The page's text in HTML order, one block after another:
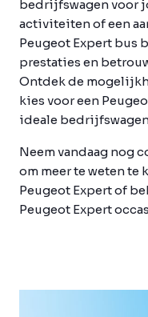
bedrijfswagen voor
activiteiten of een
Peugeot Expert
prestaties en
Ontdek de
kies voor een
ideale
Neem vandaag nog
om meer te weten te
Peugeot Expert of
Peugeot Expert